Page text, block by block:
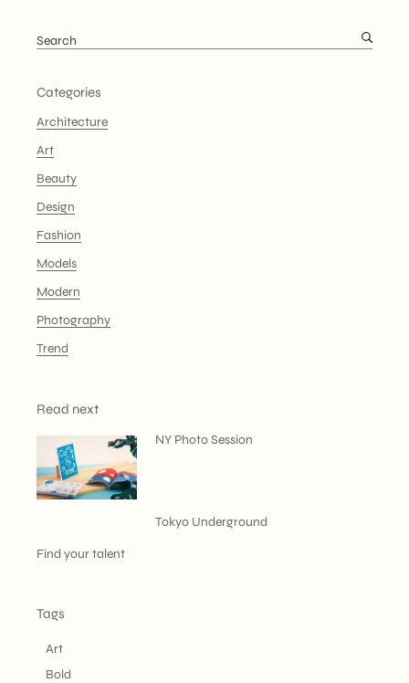
Categories
Architecture
Art
Beauty
Design
Fashion
Models
Modern
Photography
Trend
Read next
NY Photo Session
Tokyo Underground
Find your talent
Tags
Art
Bold